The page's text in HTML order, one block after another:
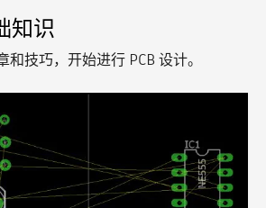
知识
技巧，开始进行 PCB 设计。